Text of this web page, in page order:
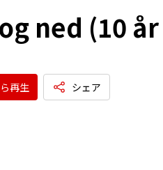
ned (10
再生 シェア